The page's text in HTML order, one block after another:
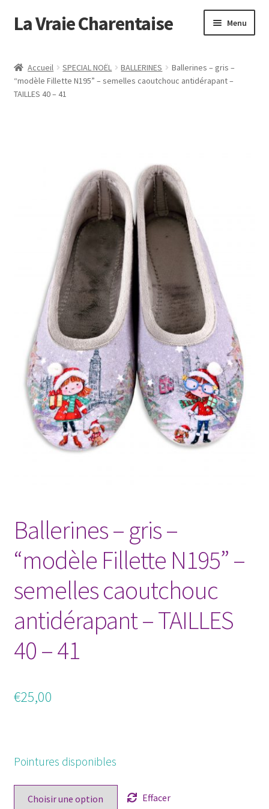
Aller
la
Aller
contenu
La Vraie Charentaise Menu
Accueil SPECIAL NOËL BALLERINES
Ballerines – gris –
“modèle Fillette N195” – semelles caoutchouc antidérapant –
TAILLES 40 – 41
Ballerines – gris –
“modèle Fillette N195” –
semelles caoutchouc
antidérapant – TAILLES
40 – 41
€25,00
Pointures disponibles
Effacer